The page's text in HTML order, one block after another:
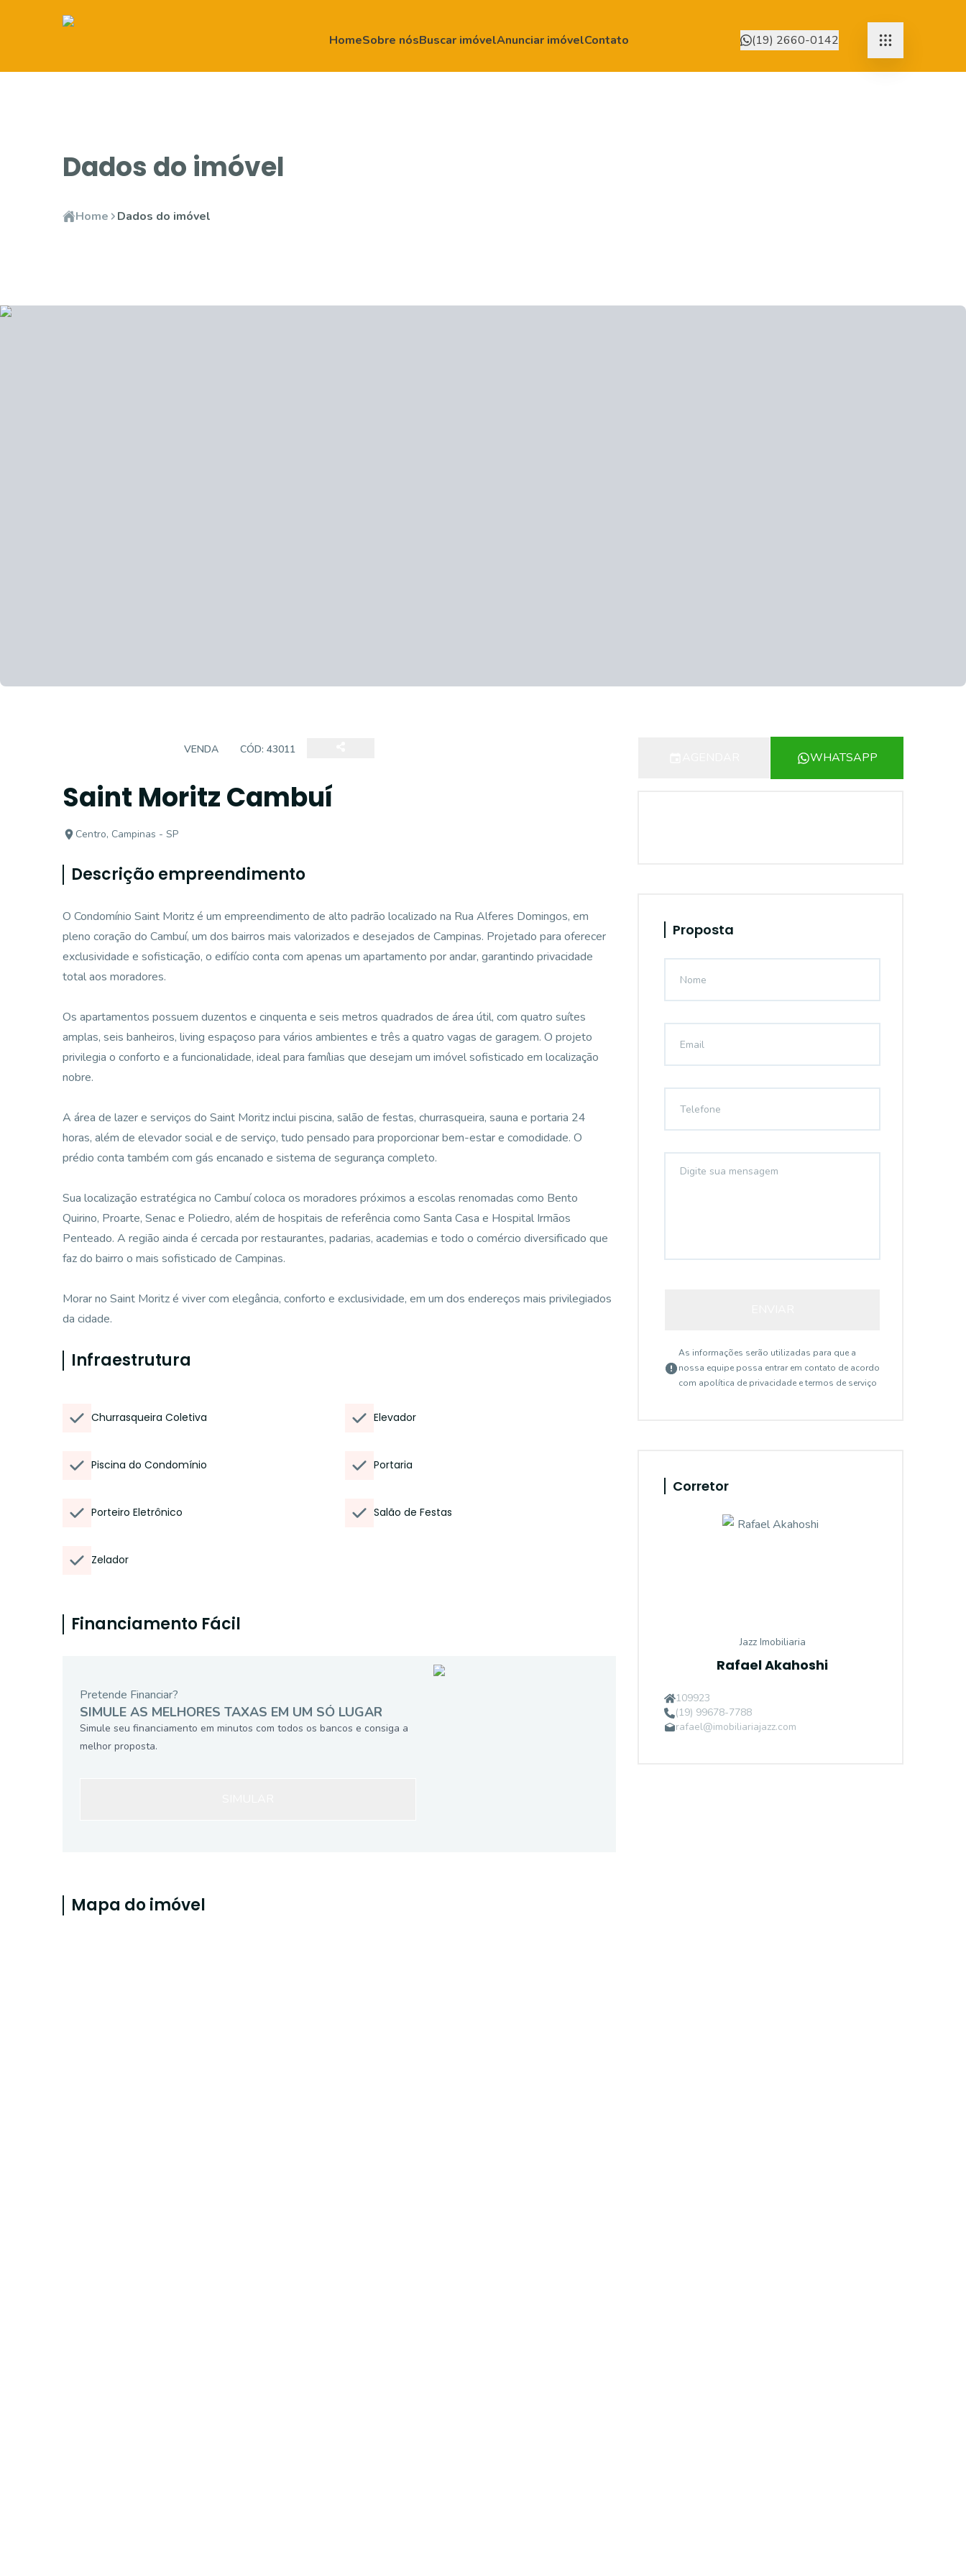
HomeSobre nósBuscar imóvelAnunciar imóvelContato (19) 2660-0142
Dados do imóvel
Home Dados do imóvel
VENDA CÓD: 43011
Saint Moritz Cambuí
Centro, Campinas - SP
Descrição empreendimento
O Condomínio Saint Moritz é um empreendimento de alto padrão localizado na Rua Alferes Domingos, em
pleno coração do Cambuí, um dos bairros mais valorizados e desejados de Campinas. Projetado para oferecer
exclusividade e sofisticação, o edifício conta com apenas um apartamento por andar, garantindo privacidade
total aos moradores.
Os apartamentos possuem duzentos e cinquenta e seis metros quadrados de área útil, com quatro suítes
amplas, seis banheiros, living espaçoso para vários ambientes e três a quatro vagas de garagem. O projeto
privilegia o conforto e a funcionalidade, ideal para famílias que desejam um imóvel sofisticado em localização
nobre.
A área de lazer e serviços do Saint Moritz inclui piscina, salão de festas, churrasqueira, sauna e portaria 24
horas, além de elevador social e de serviço, tudo pensado para proporcionar bem-estar e comodidade. O
prédio conta também com gás encanado e sistema de segurança completo.
Sua localização estratégica no Cambuí coloca os moradores próximos a escolas renomadas como Bento
Quirino, Proarte, Senac e Poliedro, além de hospitais de referência como Santa Casa e Hospital Irmãos
Penteado. A região ainda é cercada por restaurantes, padarias, academias e todo o comércio diversificado que
faz do bairro o mais sofisticado de Campinas.
Morar no Saint Moritz é viver com elegância, conforto e exclusividade, em um dos endereços mais privilegiados
da cidade.
Infraestrutura
Churrasqueira Coletiva Elevador
Piscina do Condomínio Portaria
Porteiro Eletrônico Salão de Festas
Zelador
Financiamento Fácil
Pretende Financiar?
SIMULE AS MELHORES TAXAS EM UM SÓ LUGAR
Simule seu financiamento em minutos com todos os bancos e consiga a
melhor proposta.
Mapa do imóvel
WHATSAPP
Proposta
As informações serão utilizadas para que a
nossa equipe possa entrar em contato de acordo
com apolítica de privacidade e termos de serviço
Corretor
Jazz Imobiliaria
Rafael Akahoshi
109923
(19) 99678-7788
rafael@imobiliariajazz.com